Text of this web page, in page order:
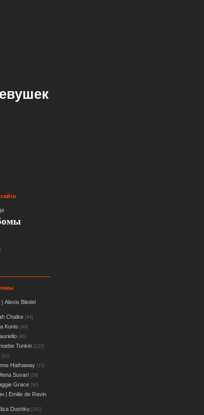
Alexis Bledel
Chalke [84]
Kunis [49]
[86]
Tonkin [132]
[81]
Hathaway [15]
Suvari [59]
Grace [90]
| Emilie de Ravin
Dushku [261]